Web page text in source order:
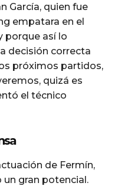
García, quien fue
empatara en el
porque así lo
decisión correcta
próximos partidos,
quizá es
el técnico
de Fermín,
gran potencial.